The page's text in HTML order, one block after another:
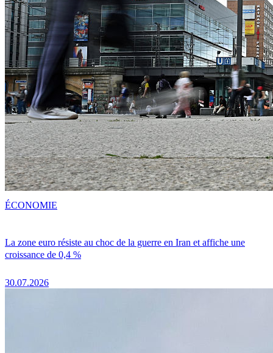
La zone euro résiste au choc de la guerre en Iran et affiche une
croissance de 0,4 %
30.07.2026
ÉCONOMIE